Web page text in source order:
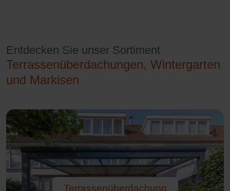
Entdecken Sie unser Sortiment
Terrassenüberdachungen, Wintergarten
und Markisen
Terrassenüberdachung